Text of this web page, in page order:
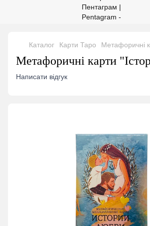
Каталог Карти Таро Метафоричні
Метафоричні карти
Написати відгук